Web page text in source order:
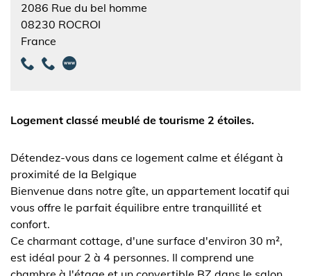
2086 Rue du bel homme
08230 ROCROI
France
Logement classé meublé de tourisme 2 étoiles.
Détendez-vous dans ce logement calme et élégant à
proximité de la Belgique
Bienvenue dans notre gîte, un appartement locatif qui
vous offre le parfait équilibre entre tranquillité et
confort.
Ce charmant cottage, d'une surface d'environ 30 m²,
est idéal pour 2 à 4 personnes. Il comprend une